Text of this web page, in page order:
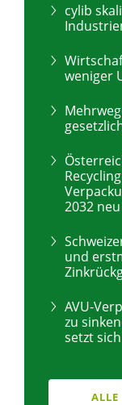
cylib
weniger
2032
und
AVU-
zu
setzt